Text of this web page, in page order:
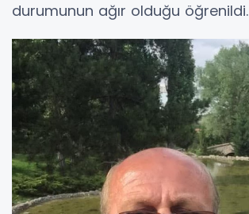
durumunun ağır olduğu öğrenildi.